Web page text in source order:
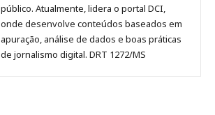
público. Atualmente, lidera o portal DCI,
onde desenvolve conteúdos baseados em
apuração, análise de dados e boas práticas
de jornalismo digital. DRT 1272/MS